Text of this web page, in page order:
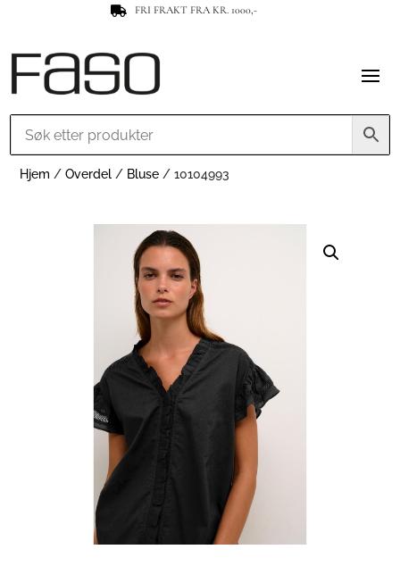
 FRI FRAKT FRA KR. 1000,-
Hjem /Overdel / Bluse / 10104993